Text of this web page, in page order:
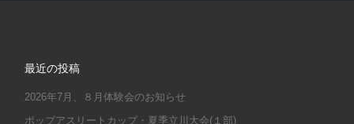
最近の投稿
2026年7月、８月体験会のお知らせ
ポップアスリートカップ・夏季立川大会(１部)